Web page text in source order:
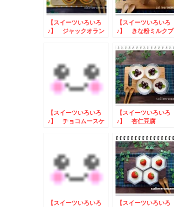
【スイーツいろいろ
♪】 ジャックオラン
【スイーツいろいろ
♪】 きな粉ミルクプ
【スイーツいろいろ
♪】 チョコムースケ
【スイーツいろいろ
♪】 杏仁豆腐
【スイーツいろいろ
【スイーツいろいろ